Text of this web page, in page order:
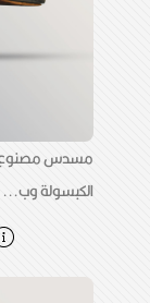
مسدس مصنوع
الكبسولة وب...